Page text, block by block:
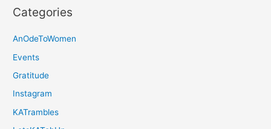
Categories
AnOdeToWomen
Events
Gratitude
Instagram
KATrambles